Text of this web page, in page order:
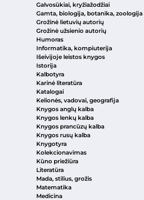
Galvosūkiai, kryžiažodžiai
Gamta, biologija, botanika, zoologija
Grožinė lietuvių autorių
Grožinė užsienio autorių
Humoras
Informatika, kompiuterija
Išeivijoje leistos knygos
Istorija
Kalbotyra
Karinė literatūra
Katalogai
Kelionės, vadovai, geografija
Knygos anglų kalba
Knygos lenkų kalba
Knygos prancūzų kalba
Knygos rusų kalba
Knygotyra
Kolekcionavimas
Kūno priežiūra
Literatūra
Mada, stilius, grožis
Matematika
Medicina